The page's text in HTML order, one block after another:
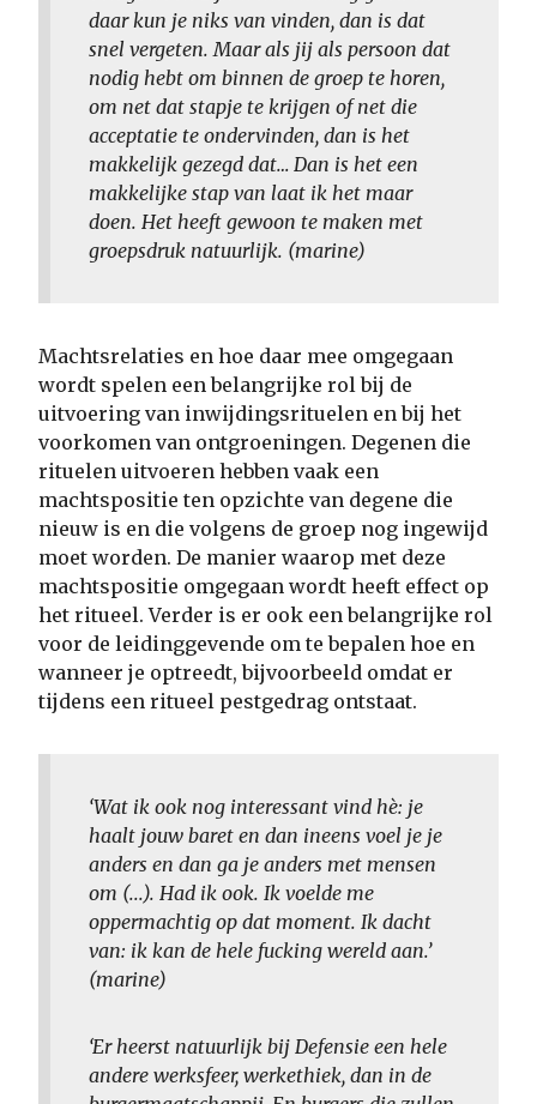
daar kun je niks van vinden, dan is dat
snel vergeten. Maar als jij als persoon dat
nodig hebt om binnen de groep te horen,
om net dat stapje te krijgen of net die
acceptatie te ondervinden, dan is het
makkelijk gezegd dat… Dan is het een
makkelijke stap van laat ik het maar
doen. Het heeft gewoon te maken met
groepsdruk natuurlijk. (marine)
Machtsrelaties en hoe daar mee omgegaan
wordt spelen een belangrijke rol bij de
uitvoering van inwijdingsrituelen en bij het
voorkomen van ontgroeningen. Degenen die
rituelen uitvoeren hebben vaak een
machtspositie ten opzichte van degene die
nieuw is en die volgens de groep nog ingewijd
moet worden. De manier waarop met deze
machtspositie omgegaan wordt heeft effect op
het ritueel. Verder is er ook een belangrijke rol
voor de leidinggevende om te bepalen hoe en
wanneer je optreedt, bijvoorbeeld omdat er
tijdens een ritueel pestgedrag ontstaat.
‘Wat ik ook nog interessant vind hè: je
haalt jouw baret en dan ineens voel je je
anders en dan ga je anders met mensen
om (...). Had ik ook. Ik voelde me
oppermachtig op dat moment. Ik dacht
van: ik kan de hele fucking wereld aan.’
(marine)
‘Er heerst natuurlijk bij Defensie een hele
andere werksfeer, werkethiek, dan in de